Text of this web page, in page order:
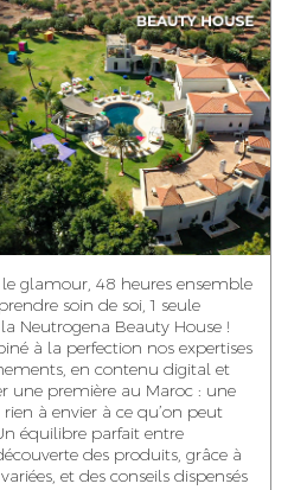
SALMA
ANASS ELRHAZI
EDITORIAL
MANAGER AND
CONTENT
LOULIDI
RELATIONS
NIAMA EL YOSSRI
DIGITAL MANAGER
MOHAMED
LEHMOUM
ART DIRECTOR
CHAIMAA
BOUZIANE
DIGITAL MANAGER
glamour, 48 heures ensemble
soin de soi, 1 seule
Neutrogena Beauty House !
à la perfection nos expertises
en contenu digital et
une première au Maroc : une
à envier à ce qu’on peut
équilibre parfait entre
des produits, grâce à
et des conseils dispensés